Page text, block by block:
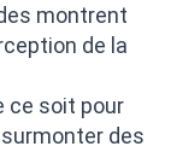
montrent
de la
ce soit pour
des